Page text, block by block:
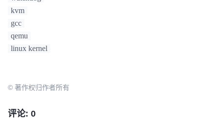
kvm
gcc
qemu
linux kernel
© 著作权归作者所有
评论: 0